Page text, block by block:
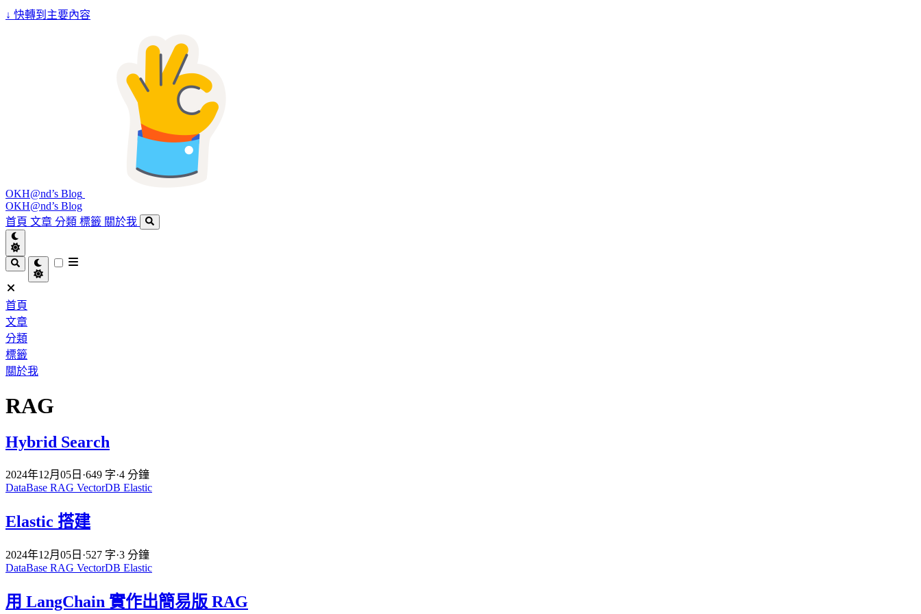
↓ 快轉到主要內容
OKH@nd’s Blog
OKH@nd’s Blog
首頁 文章 分類 標籤 關於我
首頁
文章
分類
標籤
關於我
RAG
Hybrid Search
2024年12月05日 ·649 字·4 分鐘
DataBase RAG VectorDB Elastic
Elastic 搭建
2024年12月05日 ·527 字·3 分鐘
DataBase RAG VectorDB Elastic
用 LangChain 實作出簡易版 RAG